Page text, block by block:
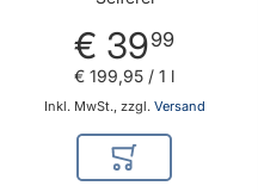
€ 3999
Inkl. MwSt., zzgl. Versand
€ 199,95 / 1 l
In den